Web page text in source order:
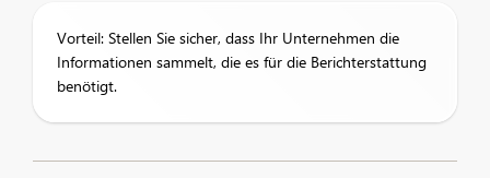
Vorteil: Stellen Sie sicher, dass Ihr Unternehmen die
Informationen sammelt, die es für die Berichterstattung
benötigt.